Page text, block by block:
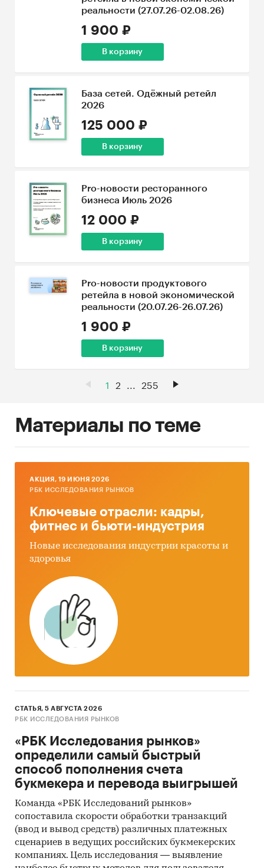
реальности (27.07.26-02.08.26)
1 900 ₽
В корзину
База сетей. Одёжный ретейл
2026
125 000 ₽
В корзину
Pro-новости ресторанного
бизнеса Июль 2026
12 000 ₽
В корзину
Pro-новости продуктового
ретейла в новой экономической
реальности (20.07.26-26.07.26)
1 900 ₽
В корзину
1 2 ... 255
Материалы по теме
AКЦИЯ, 19 ИЮНЯ 2026
РБК ИССЛЕДОВАНИЯ РЫНКОВ
Ключевые отрасли: кадры,
фитнес и бьюти-индустрия
Новые исследования индустрии красоты и
здоровья
СТАТЬЯ, 5 АВГУСТА 2026
РБК ИССЛЕДОВАНИЯ РЫНКОВ
«РБК Исследования рынков»
определили самый быстрый
способ пополнения счета
букмекера и перевода выигрышей
Команда «РБК Исследований рынков»
сопоставила скорости обработки транзакций
(ввод и вывод средств) различных платежных
сценариев в ведущих российских букмекерских
компаниях. Цель исследования — выявление